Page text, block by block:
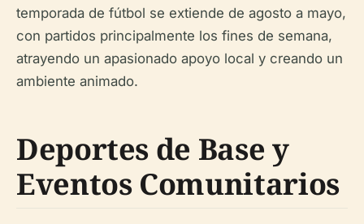
temporada de fútbol se extiende de agosto a mayo,
con partidos principalmente los fines de semana,
atrayendo un apasionado apoyo local y creando un
ambiente animado.
Deportes de Base y
Eventos Comunitarios